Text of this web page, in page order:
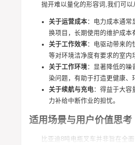
抛开难以量化的形容词,我们可以
关于运营成本：电力成本通常
换项目，长期使用的维护成本
关于工作效率：电驱动带来的
等对环境洁净度有要求的室内
关于工作环境：显著降低的噪
染问题，有助于打造更健康、
关于续航与充电：得益于大容
力补给中断作业的担忧。
适用场景与用户价值思考
比亚迪8吨电瓶叉车并非旨在全